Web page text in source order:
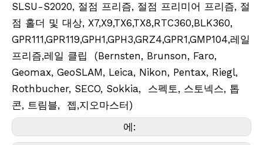
SLSU-S2020, 절점 프리즘, 절점 프리미어 프리즘, 절
점 홀더 및 대상, X7,X9,TX6,TX8,RTC360,BLK360,
GPR111,GPR119,GPH1,GPH3,GRZ4,GPR1,GMP104,레일
프리즘,레일 클립 (Bernsten, Brunson, Faro,
Geomax, GeoSLAM, Leica, Nikon, Pentax, Riegl,
Rothbucher, SECO, Sokkia, 스펙토, 스토넥스, 톱
콘, 트림블, 젭,지오마스터)
에: